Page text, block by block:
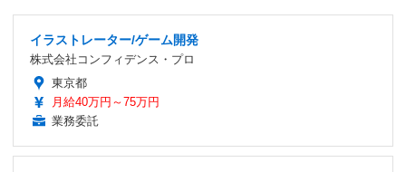
イラストレーター/ゲーム開発
株式会社コンフィデンス・プロ
東京都
月給40万円～75万円
業務委託